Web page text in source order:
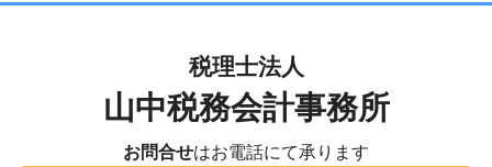
税理士法人
山中税務会計事務所
お問合せはお電話にて承ります